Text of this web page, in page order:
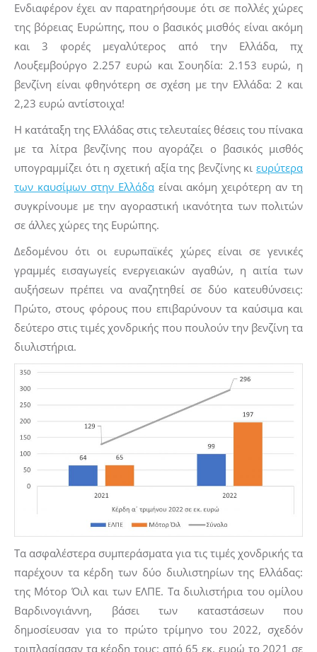
Ενδιαφέρον έχει αν παρατηρήσουμε ότι σε πολλές χώρες
της βόρειας Ευρώπης, που ο βασικός μισθός είναι ακόμη
και 3 φορές μεγαλύτερος από την Ελλάδα, πχ
Λουξεμβούργο 2.257 ευρώ και Σουηδία: 2.153 ευρώ, η
βενζίνη είναι φθηνότερη σε σχέση με την Ελλάδα: 2 και
2,23 ευρώ αντίστοιχα!
Η κατάταξη της Ελλάδας στις τελευταίες θέσεις του πίνακα
με τα λίτρα βενζίνης που αγοράζει ο βασικός μισθός
υπογραμμίζει ότι η σχετική αξία της βενζίνης κι ευρύτερα
των καυσίμων στην Ελλάδαείναι ακόμη χειρότερη αν τη
συγκρίνουμε με την αγοραστική ικανότητα των πολιτών
σε άλλες χώρες της Ευρώπης.
Δεδομένου ότι οι ευρωπαϊκές χώρες είναι σε γενικές
γραμμές εισαγωγείς ενεργειακών αγαθών, η αιτία των
αυξήσεων πρέπει να αναζητηθεί σε δύο κατευθύνσεις:
Πρώτο, στους φόρους που επιβαρύνουν τα καύσιμα και
δεύτερο στις τιμές χονδρικής που πουλούν την βενζίνη τα
διυλιστήρια.
Τα ασφαλέστερα συμπεράσματα για τις τιμές χονδρικής τα
παρέχουν τα κέρδη των δύο διυλιστηρίων της Ελλάδας:
της Μότορ Όιλ και των ΕΛΠΕ. Τα διυλιστήρια του ομίλου
Βαρδινογιάννη, βάσει των καταστάσεων που
δημοσίευσαν για το πρώτο τρίμηνο του 2022, σχεδόν
τριπλασίασαν τα κέρδη τους: από 65 εκ. ευρώ το 2021 σε